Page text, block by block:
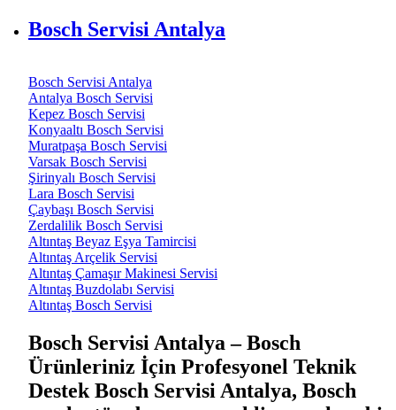
Bosch Servisi Antalya
Bosch Servisi Antalya
Antalya Bosch Servisi
Kepez Bosch Servisi
Konyaaltı Bosch Servisi
Muratpaşa Bosch Servisi
Varsak Bosch Servisi
Şirinyalı Bosch Servisi
Lara Bosch Servisi
Çaybaşı Bosch Servisi
Zerdalilik Bosch Servisi
Altıntaş Beyaz Eşya Tamircisi
Altıntaş Arçelik Servisi
Altıntaş Çamaşır Makinesi Servisi
Altıntaş Buzdolabı Servisi
Altıntaş Bosch Servisi
Bosch Servisi Antalya – Bosch
Ürünleriniz İçin Profesyonel Teknik
Destek Bosch Servisi Antalya, Bosch